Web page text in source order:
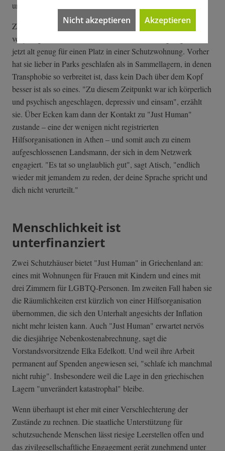
und kubistische Gesichter mit sehr müden Augen.
Zwei Monate nach ihrer Ankunft in Athen wird Atish
volljährig und ihre Situation verbessert sich schlagartig. Sie ist
jetzt alt genug für einen Platz in einer Schutzwohnung. Vorher
hat sie lieber in Parks geschlafen als in Sammellagern, in denen
Transphobie so verbreitet ist, dass kein Dach über dem Kopf
besser ist als so eines. "Zu diesem Zeitpunkt war ich körperlich
und psychisch angeschlagen, depressiv und einsam", erzählt
sie. Über Ecken kam dann der Kontakt zu "Just Human"
zustande – eine der wenigen nicht registrierten
Hilfsorganisationen in Athen – und somit auch zu einem
aufgeschlossenen Landsmann, der sich in dem Netzwerk
engagiert. "Es tat so unglaublich gut", sagt Atisch, "endlich
wieder mit jemandem zu reden, der deine Sprache spricht und
dich nicht verurteilt."
Menschlichkeit ist
unterfinanziert
Zwei Schutzhäuser bietet "Just Human" in Griechenland an:
eines mit Wohnungen für Frauen mit Kindern und eines mit
drei Zimmern für LGBTQ-Personen. Im zweiten Fall haben sie
die Räumlichkeiten erst kürzlich von einer Hilfsorganisation
übernommen, die sich den Unterhalt angesichts der Inflation
nicht mehr leisten kann. Auch "Just Human" erwartet nervös
die diesjährige Nebenkostenabrechnung, sagt die
Vorstandsvorsitzende Elka Edelkott. Und weil ihre Arbeit
permanent auf Spenden angewiesen sei, "schlafe ich manchmal
nicht ruhig". Insbesondere weil die Lage in den griechischen
Lagern "unverändert katastrophal" bleibe.
Wenn überhaupt ist eher mit einer Verschlechterung der
Zustände zu rechnen. Die staatliche Unterstützung für
schutzsuchende Menschen lässt riesige Leerstellen offen und
das zivilgesellschaftliche Engagement gerät zunehmend unter
Nicht akzeptieren Akzeptieren